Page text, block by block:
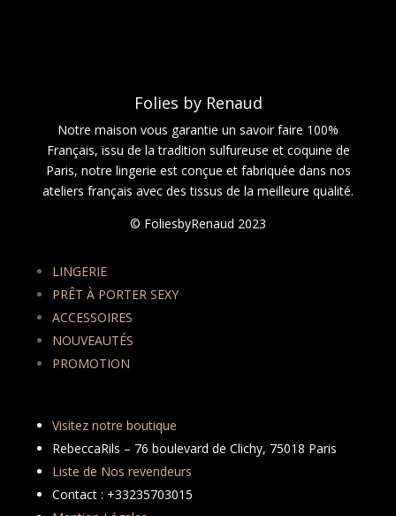
Folies by Renaud
Notre maison vous garantie un savoir faire 100%
Français, issu de la tradition sulfureuse et coquine de
Paris, notre lingerie est conçue et fabriquée dans nos
ateliers français avec des tissus de la meilleure qualité.
© FoliesbyRenaud 2023
LINGERIE
PRÊT À PORTER SEXY
ACCESSOIRES
NOUVEAUTÉS
PROMOTION
Visitez notre boutique
RebeccaRils – 76 boulevard de Clichy, 75018 Paris
Liste de Nos revendeurs
Contact : +33235703015